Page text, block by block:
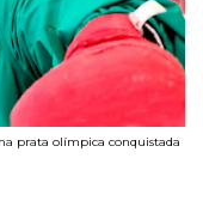
prata olímpica conquistada